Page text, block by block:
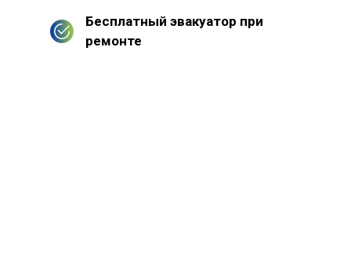
Бесплатный эвакуатор при
ремонте